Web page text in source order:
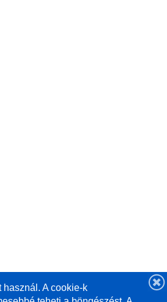
használ. A cookie-k